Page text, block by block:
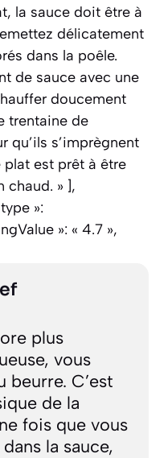
la sauce doit être à
délicatement
dans la poêle.
de sauce avec une
doucement
trentaine de
qu’ils s’imprègnent
plat est prêt à être
chaud. » ],
»:
»: « 4.7 »,